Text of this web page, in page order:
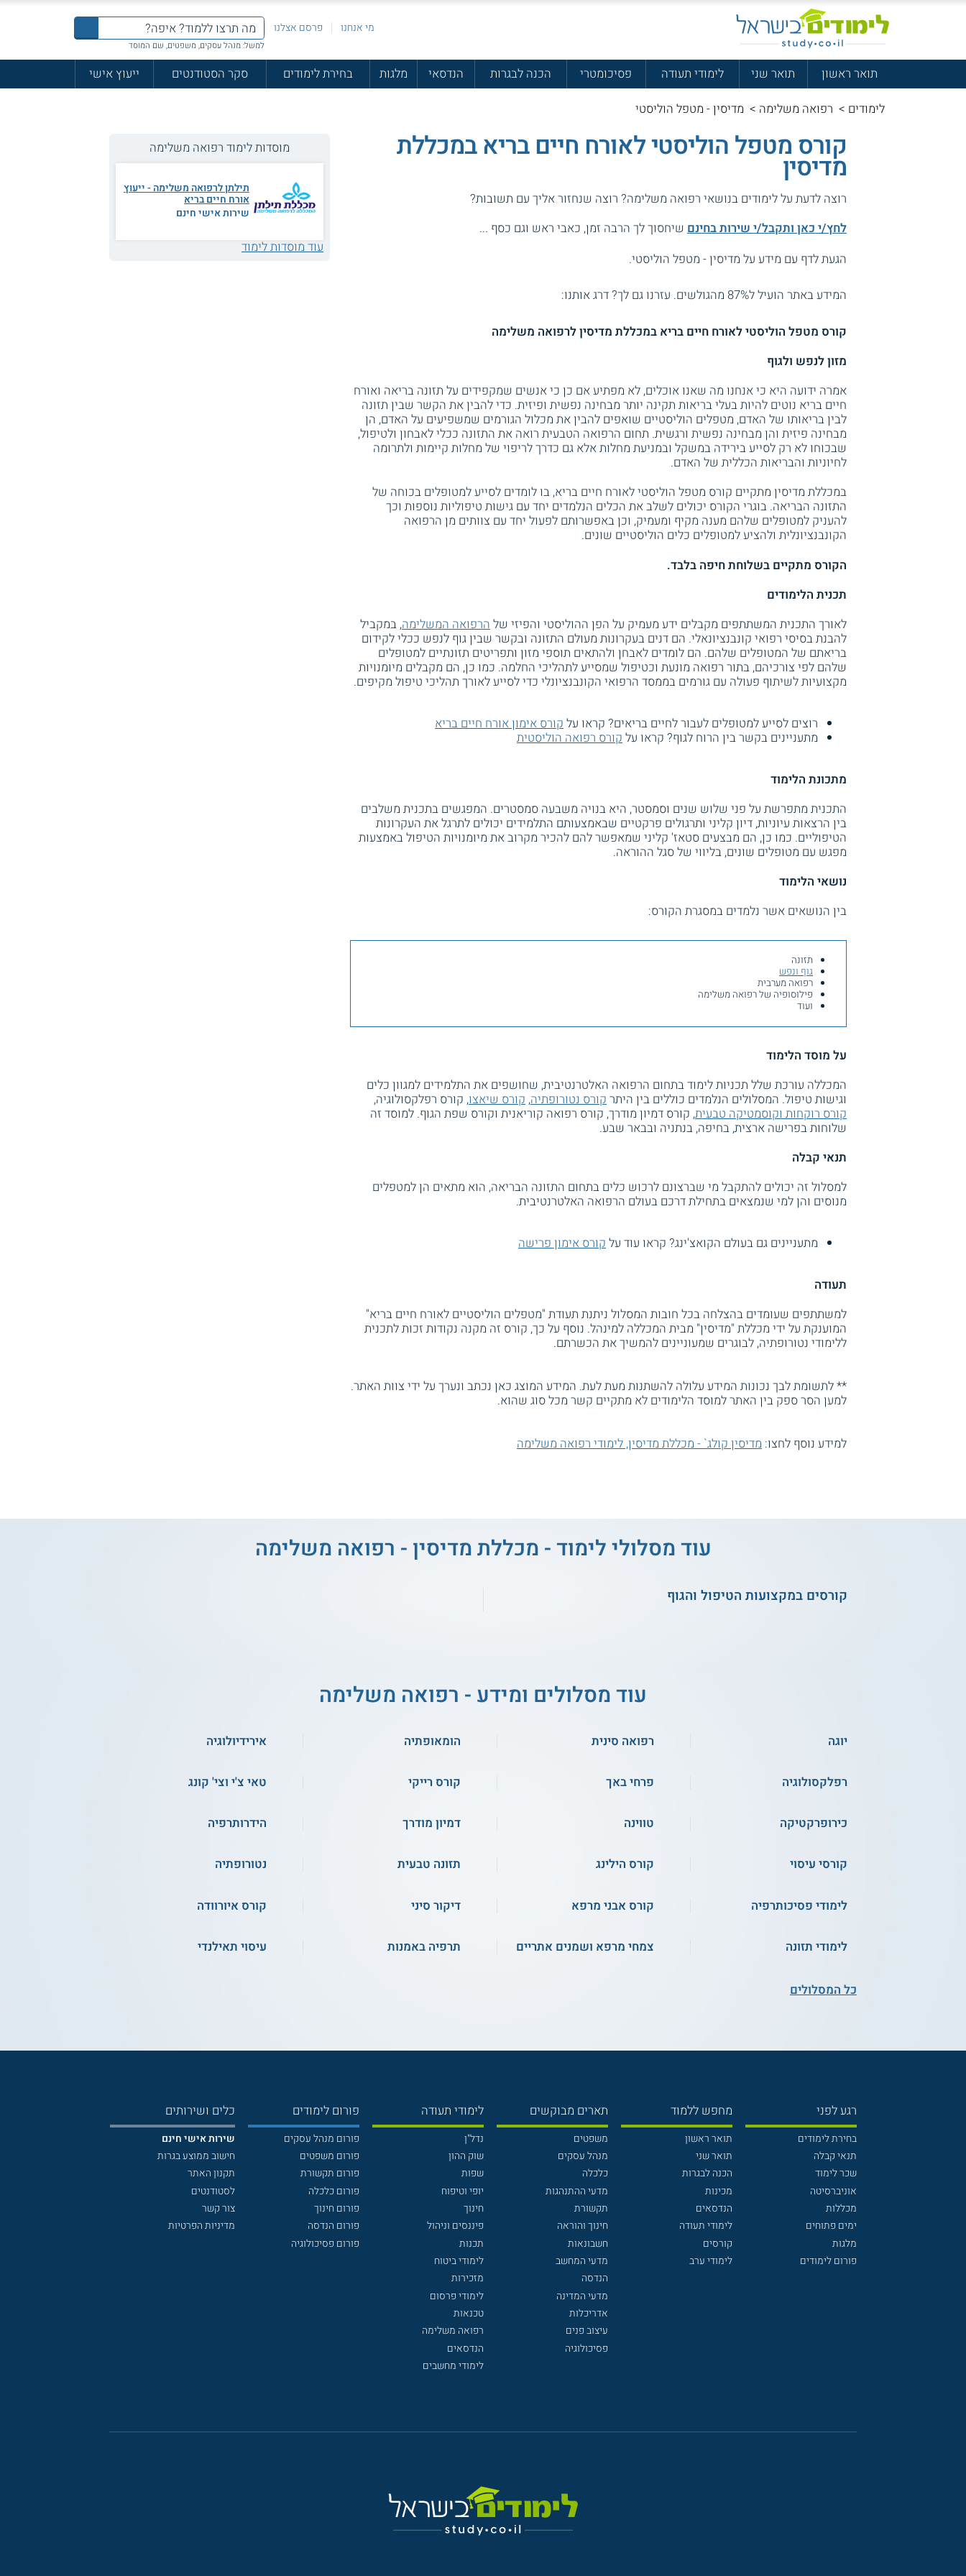
מי אנחנו פרסם אצלנו
למשל: מנהל עסקים, משפטים, שם המוסד
תואר ראשון תואר שני לימודי תעודה פסיכומטרי הכנה לבגרות הנדסאי מלגות בחירת לימודים סקר הסטודנטים
ייעוץ אישי
לימודים > רפואה משלימה > מדיסין - מטפל הוליסטי
קורס מטפל הוליסטי לאורח חיים בריא במכללת
מדיסין
רוצה לדעת על לימודים בנושאי רפואה משלימה? רוצה שנחזור אליך עם תשובות?
לחץ/י כאן ותקבל/י שירות בחינם שיחסוך לך הרבה זמן, כאבי ראש וגם כסף ...
הגעת לדף עם מידע על מדיסין - מטפל הוליסטי.
המידע באתר הועיל ל87% מהגולשים.
עזרנו גם לך? דרג אותנו:
קורס מטפל הוליסטי לאורח חיים בריא במכללת מדיסין לרפואה משלימה
מזון לנפש ולגוף
אמרה ידועה היא כי אנחנו מה שאנו אוכלים, לא מפתיע אם כן כי אנשים שמקפידים על תזונה בריאה ואורח
חיים בריא נוטים להיות בעלי בריאות תקינה יותר מבחינה נפשית ופיזית. כדי להבין את הקשר שבין תזונה
לבין בריאותו של האדם, מטפלים הוליסטיים שואפים להבין את מכלול הגורמים שמשפיעים על האדם, הן
מבחינה פיזית והן מבחינה נפשית ורגשית. תחום הרפואה הטבעית רואה את התזונה ככלי לאבחון ולטיפול,
שבכוחו לא רק לסייע בירידה במשקל ובמניעת מחלות אלא גם כדרך לריפוי של מחלות קיימות ולתרומה
לחיוניות והבריאות הכללית של האדם.
במכללת מדיסין מתקיים קורס מטפל הוליסטי לאורח חיים בריא, בו לומדים לסייע למטופלים בכוחה של
התזונה הבריאה. בוגרי הקורס יכולים לשלב את הכלים הנלמדים יחד עם גישות טיפוליות נוספות וכך
להעניק למטופלים שלהם מענה מקיף ומעמיק, וכן באפשרותם לפעול יחד עם צוותים מן הרפואה
הקונבנציונלית ולהציע למטופלים כלים הוליסטיים שונים.
הקורס מתקיים בשלוחת חיפה בלבד.
תכנית הלימודים
לאורך התכנית המשתתפים מקבלים ידע מעמיק על הפן ההוליסטי והפיזי שלהרפואה המשלימה, במקביל
להבנת בסיסי רפואי קונבנציונאלי. הם דנים בעקרונות מעולם התזונה ובקשר שבין גוף לנפש ככלי לקידום
בריאתם של המטופלים שלהם. הם לומדים לאבחן ולהתאים תוספי מזון ותפריטים תזונתיים למטופלים
שלהם לפי צורכיהם, בתור רפואה מונעת וכטיפול שמסייע לתהליכי החלמה. כמו כן, הם מקבלים מיומנויות
מקצועיות לשיתוף פעולה עם גורמים בממסד הרפואי הקונבנציונלי כדי לסייע לאורך תהליכי טיפול מקיפים.
רוצים לסייע למטופלים לעבור לחיים בריאים? קראו עלקורס אימון אורח חיים בריא
מתעניינים בקשר בין הרוח לגוף? קראו עלקורס רפואה הוליסטית
מתכונת הלימוד
התכנית מתפרשת על פני שלוש שנים וסמסטר, היא בנויה משבעה סמסטרים. המפגשים בתכנית משלבים
בין הרצאות עיוניות, דיון קליני ותרגולים פרקטיים שבאמצעותם התלמידים יכולים לתרגל את העקרונות
הטיפוליים. כמו כן, הם מבצעים סטאז' קליני שמאפשר להם להכיר מקרוב את מיומנויות הטיפול באמצעות
מפגש עם מטופלים שונים, בליווי של סגל ההוראה.
נושאי הלימוד
בין הנושאים אשר נלמדים במסגרת הקורס:
תזונה
גוף ונפש
רפואה מערבית
פילוסופיה של רפואה משלימה
ועוד
על מוסד הלימוד
המכללה עורכת שלל תכניות לימוד בתחום הרפואה האלטרנטיבית, שחושפים את התלמידים למגוון כלים
וגישות טיפול. המסלולים הנלמדים כוללים בין היתרקורס נטורופתיה,קורס שיאצו, קורס רפלקסולוגיה,
קורס רוקחות וקוסמטיקה טבעית, קורס דמיון מודרך, קורס רפואה קוריאנית וקורס שפת הגוף. למוסד זה
שלוחות בפרישה ארצית, בחיפה, בנתניה ובבאר שבע.
תנאי קבלה
למסלול זה יכולים להתקבל מי שברצונם לרכוש כלים בתחום התזונה הבריאה, הוא מתאים הן למטפלים
מנוסים והן למי שנמצאים בתחילת דרכם בעולם הרפואה האלטרנטיבית.
מתעניינים גם בעולם הקואצ'ינג? קראו עוד על קורס אימון פרישה
תעודה
למשתתפים שעומדים בהצלחה בכל חובות המסלול ניתנת תעודת "מטפלים הוליסטיים לאורח חיים בריא"
המוענקת על ידי מכללת "מדיסין" מבית המכללה למינהל. נוסף על כך, קורס זה מקנה נקודות זכות לתכנית
ללימודי נטורופתיה, לבוגרים שמעוניינים להמשיך את הכשרתם.
** לתשומת לבך נכונות המידע עלולה להשתנות מעת לעת. המידע המוצג כאן נכתב ונערך על ידי צוות האתר.
למען הסר ספק בין האתר למוסד הלימודים לא מתקיים קשר מכל סוג שהוא.
למידע נוסף לחצו: מדיסין קולג` - מכללת מדיסין, לימודי רפואה משלימה
מוסדות לימוד רפואה משלימה
תילתן לרפואה משלימה - ייעוץ
אורח חיים בריא
שירות אישי חינם
עוד מוסדות לימוד
עוד מסלולי לימוד - מכללת מדיסין - רפואה משלימה
קורסים במקצועות הטיפול והגוף
עוד מסלולים ומידע - רפואה משלימה
יוגה רפואה סינית הומאופתיה אירידיולוגיה
רפלקסולוגיה פרחי באך קורס רייקי טאי צ'י וצי' קונג
כירופרקטיקה טווינה דמיון מודרך הידרותרפיה
קורסי עיסוי קורס הילינג תזונה טבעית נטורופתיה
לימודי פסיכותרפיה קורס אבני מרפא דיקור סיני קורס איורוודה
לימודי תזונה צמחי מרפא ושמנים אתריים תרפיה באמנות עיסוי תאילנדי
כל המסלולים
רגע לפני
בחירת לימודים
תנאי קבלה
שכר לימוד
אוניברסיטה
מכללות
ימים פתוחים
מלגות
פורום לימודים
מחפש ללמוד
תואר ראשון
תואר שני
הכנה לבגרות
מכינות
הנדסאים
לימודי תעודה
קורסים
לימודי ערב
תארים מבוקשים
משפטים
מנהל עסקים
כלכלה
מדעי ההתנהגות
תקשורת
חינוך והוראה
חשבונאות
מדעי המחשב
הנדסה
מדעי המדינה
אדריכלות
עיצוב פנים
פסיכולוגיה
לימודי תעודה
נדל"ן
שוק ההון
שפות
יופי וטיפוח
חינוך
פיננסים וניהול
תכנות
לימודי ביטוח
מזכירות
לימודי פרסום
טכנאות
רפואה משלימה
הנדסאים
לימודי מחשבים
פורום לימודים
פורום מנהל עסקים
פורום משפטים
פורום תקשורת
פורום כלכלה
פורום חינוך
פורום הנדסה
פורום פסיכולוגיה
כלים ושירותים
שירות אישי חינם
חישוב ממוצע בגרות
תקנון האתר
לסטודנטים
צור קשר
מדיניות הפרטיות